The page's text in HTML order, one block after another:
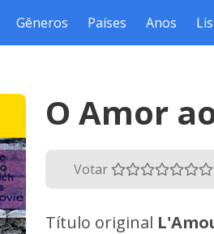
Gêneros Países Anos
O Amor
Votar
Título original